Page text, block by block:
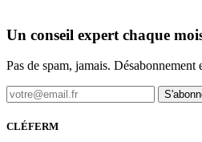
Un conseil expert chaque
Pas de spam, jamais. Désabonnement
CLÉFERM